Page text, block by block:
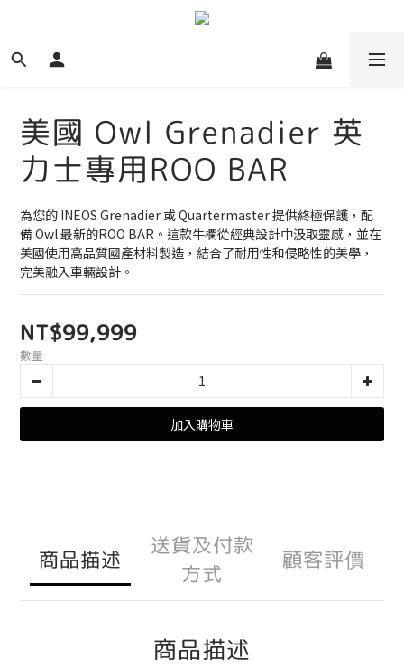
美國 Owl Grenadier 英
力士專用ROO BAR
為您的 INEOS Grenadier 或 Quartermaster 提供終極保護，配
備 Owl 最新的ROO BAR。這款牛欄從經典設計中汲取靈感，並在
美國使用高品質國產材料製造，結合了耐用性和侵略性的美學，
完美融入車輛設計。
NT$99,999
數量
加入購物車
商品描述
送貨及付款
方式
顧客評價
商品描述